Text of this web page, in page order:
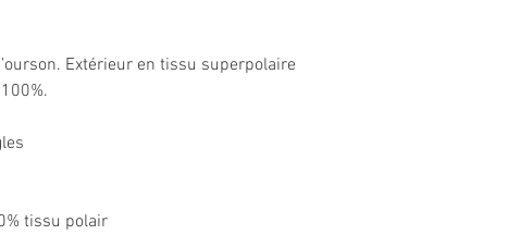
Extérieur en tissu superpolaire
tissu polair